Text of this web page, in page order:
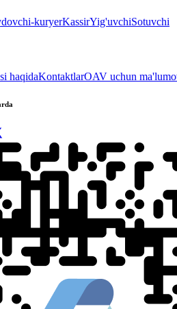
kuryerKassirYig'uvchiSotuvchi
haqidaKontaktlarOAV uchun